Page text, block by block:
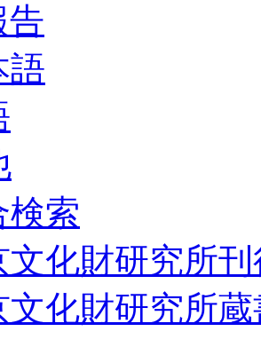
告
語
検索
文化財研究所
文化財研究所